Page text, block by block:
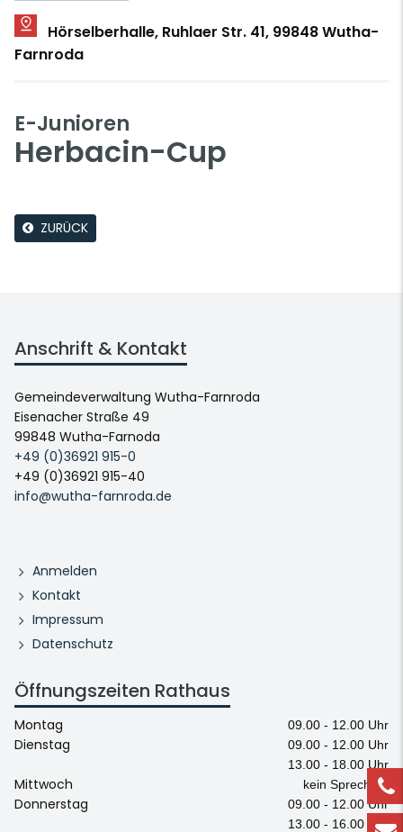
Hörselberhalle, Ruhlaer Str. 41, 99848 Wutha-
Farnroda
E-Junioren
Herbacin-Cup
ZURÜCK
Anschrift & Kontakt
Gemeindeverwaltung Wutha-Farnroda
Eisenacher Straße 49
99848 Wutha-Farnoda
+49 (0)36921 915-0
+49 (0)36921 915-40
info@wutha-farnroda.de
Anmelden
Kontakt
Impressum
Datenschutz
Öffnungszeiten Rathaus
Montag 09.00 - 12.00 Uhr
Dienstag
09.00 - 12.00 Uhr
13.00 - 18.00 Uhr
Mittwoch kein Sprechtag
Donnerstag
09.00 - 12.00 Uhr
13.00 - 16.00 Uhr